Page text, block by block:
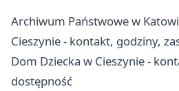
Archiwum Państwowe w
Cieszynie - kontakt, godziny,
Dom Dziecka w Cieszynie -
dostępność